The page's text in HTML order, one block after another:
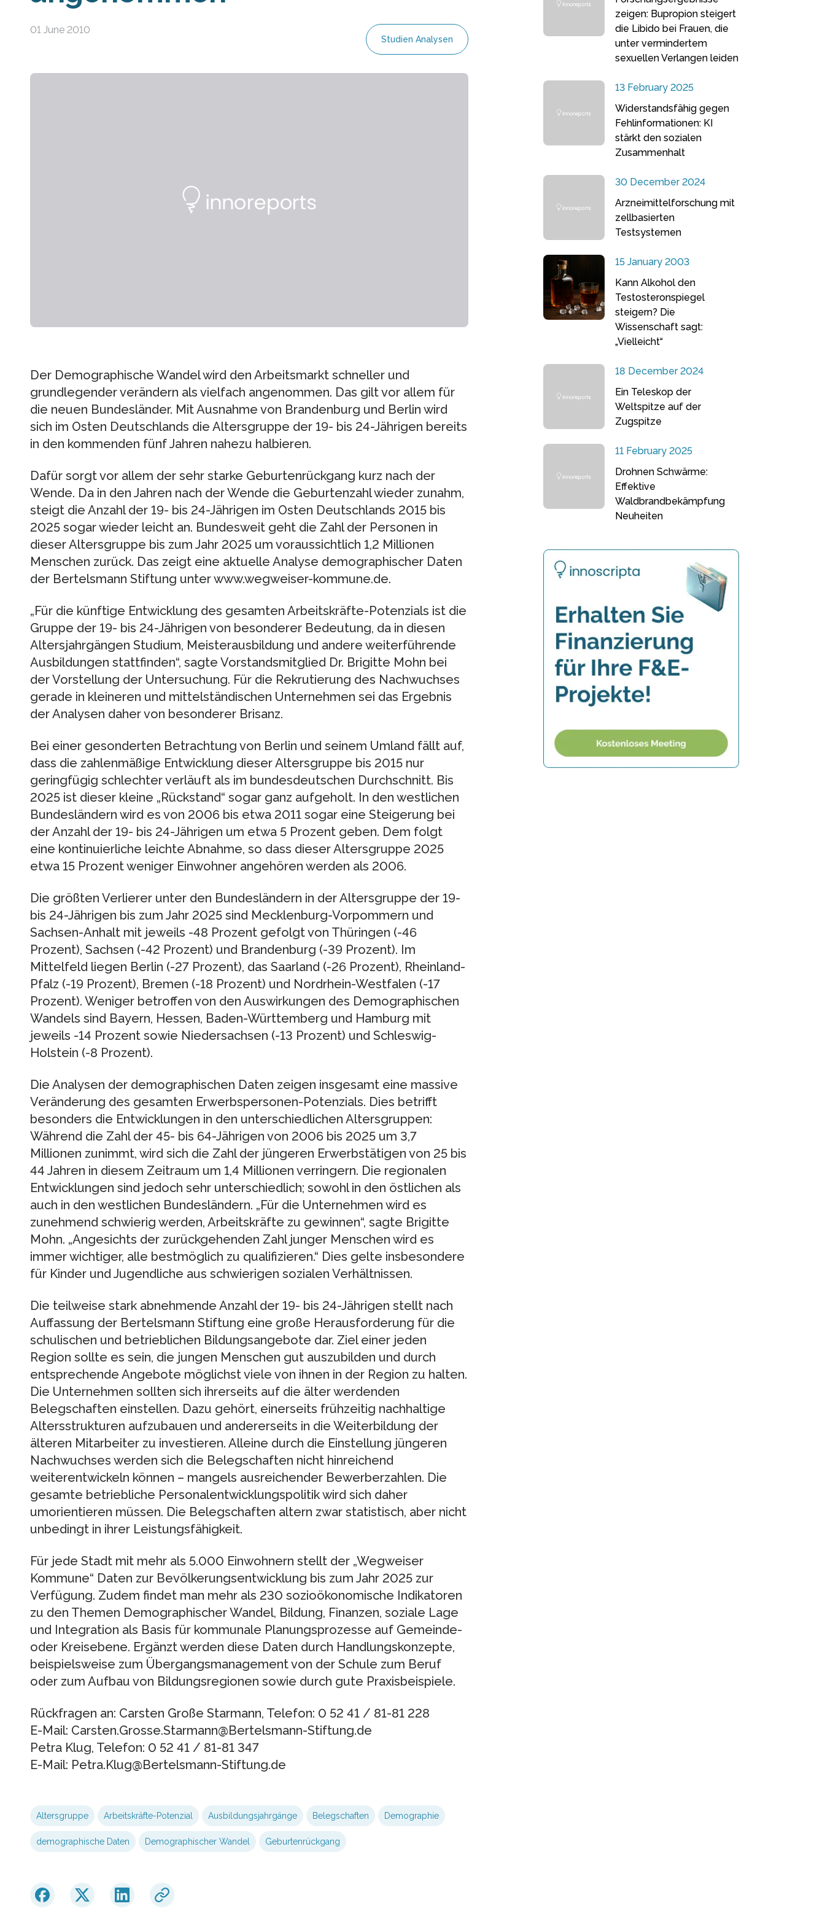
01 June 2010
Studien Analysen
Der Demographische Wandel wird den Arbeitsmarkt schneller und
grundlegender verändern als vielfach angenommen. Das gilt vor allem für
die neuen Bundesländer. Mit Ausnahme von Brandenburg und Berlin wird
sich im Osten Deutschlands die Altersgruppe der 19- bis 24-Jährigen bereits
in den kommenden fünf Jahren nahezu halbieren.
Dafür sorgt vor allem der sehr starke Geburtenrückgang kurz nach der
Wende. Da in den Jahren nach der Wende die Geburtenzahl wieder zunahm,
steigt die Anzahl der 19- bis 24-Jährigen im Osten Deutschlands 2015 bis
2025 sogar wieder leicht an. Bundesweit geht die Zahl der Personen in
dieser Altersgruppe bis zum Jahr 2025 um voraussichtlich 1,2 Millionen
Menschen zurück. Das zeigt eine aktuelle Analyse demographischer Daten
der Bertelsmann Stiftung unter www.wegweiser-kommune.de.
„Für die künftige Entwicklung des gesamten Arbeitskräfte-Potenzials ist die
Gruppe der 19- bis 24-Jährigen von besonderer Bedeutung, da in diesen
Altersjahrgängen Studium, Meisterausbildung und andere weiterführende
Ausbildungen stattfinden“, sagte Vorstandsmitglied Dr. Brigitte Mohn bei
der Vorstellung der Untersuchung. Für die Rekrutierung des Nachwuchses
gerade in kleineren und mittelständischen Unternehmen sei das Ergebnis
der Analysen daher von besonderer Brisanz.
Bei einer gesonderten Betrachtung von Berlin und seinem Umland fällt auf,
dass die zahlenmäßige Entwicklung dieser Altersgruppe bis 2015 nur
geringfügig schlechter verläuft als im bundesdeutschen Durchschnitt. Bis
2025 ist dieser kleine „Rückstand“ sogar ganz aufgeholt. In den westlichen
Bundesländern wird es von 2006 bis etwa 2011 sogar eine Steigerung bei
der Anzahl der 19- bis 24-Jährigen um etwa 5 Prozent geben. Dem folgt
eine kontinuierliche leichte Abnahme, so dass dieser Altersgruppe 2025
etwa 15 Prozent weniger Einwohner angehören werden als 2006.
Die größten Verlierer unter den Bundesländern in der Altersgruppe der 19-
bis 24-Jährigen bis zum Jahr 2025 sind Mecklenburg-Vorpommern und
Sachsen-Anhalt mit jeweils -48 Prozent gefolgt von Thüringen (-46
Prozent), Sachsen (-42 Prozent) und Brandenburg (-39 Prozent). Im
Mittelfeld liegen Berlin (-27 Prozent), das Saarland (-26 Prozent), Rheinland-
Pfalz (-19 Prozent), Bremen (-18 Prozent) und Nordrhein-Westfalen (-17
Prozent). Weniger betroffen von den Auswirkungen des Demographischen
Wandels sind Bayern, Hessen, Baden-Württemberg und Hamburg mit
jeweils -14 Prozent sowie Niedersachsen (-13 Prozent) und Schleswig-
Holstein (-8 Prozent).
Die Analysen der demographischen Daten zeigen insgesamt eine massive
Veränderung des gesamten Erwerbspersonen-Potenzials. Dies betrifft
besonders die Entwicklungen in den unterschiedlichen Altersgruppen:
Während die Zahl der 45- bis 64-Jährigen von 2006 bis 2025 um 3,7
Millionen zunimmt, wird sich die Zahl der jüngeren Erwerbstätigen von 25 bis
44 Jahren in diesem Zeitraum um 1,4 Millionen verringern. Die regionalen
Entwicklungen sind jedoch sehr unterschiedlich; sowohl in den östlichen als
auch in den westlichen Bundesländern. „Für die Unternehmen wird es
zunehmend schwierig werden, Arbeitskräfte zu gewinnen“, sagte Brigitte
Mohn. „Angesichts der zurückgehenden Zahl junger Menschen wird es
immer wichtiger, alle bestmöglich zu qualifizieren.“ Dies gelte insbesondere
für Kinder und Jugendliche aus schwierigen sozialen Verhältnissen.
Die teilweise stark abnehmende Anzahl der 19- bis 24-Jährigen stellt nach
Auffassung der Bertelsmann Stiftung eine große Herausforderung für die
schulischen und betrieblichen Bildungsangebote dar. Ziel einer jeden
Region sollte es sein, die jungen Menschen gut auszubilden und durch
entsprechende Angebote möglichst viele von ihnen in der Region zu halten.
Die Unternehmen sollten sich ihrerseits auf die älter werdenden
Belegschaften einstellen. Dazu gehört, einerseits frühzeitig nachhaltige
Altersstrukturen aufzubauen und andererseits in die Weiterbildung der
älteren Mitarbeiter zu investieren. Alleine durch die Einstellung jüngeren
Nachwuchses werden sich die Belegschaften nicht hinreichend
weiterentwickeln können – mangels ausreichender Bewerberzahlen. Die
gesamte betriebliche Personalentwicklungspolitik wird sich daher
umorientieren müssen. Die Belegschaften altern zwar statistisch, aber nicht
unbedingt in ihrer Leistungsfähigkeit.
Für jede Stadt mit mehr als 5.000 Einwohnern stellt der „Wegweiser
Kommune“ Daten zur Bevölkerungsentwicklung bis zum Jahr 2025 zur
Verfügung. Zudem findet man mehr als 230 sozioökonomische Indikatoren
zu den Themen Demographischer Wandel, Bildung, Finanzen, soziale Lage
und Integration als Basis für kommunale Planungsprozesse auf Gemeinde-
oder Kreisebene. Ergänzt werden diese Daten durch Handlungskonzepte,
beispielsweise zum Übergangsmanagement von der Schule zum Beruf
oder zum Aufbau von Bildungsregionen sowie durch gute Praxisbeispiele.
Rückfragen an: Carsten Große Starmann, Telefon: 0 52 41 / 81-81 228
E-Mail: Carsten.Grosse.Starmann@Bertelsmann-Stiftung.de
Petra Klug, Telefon: 0 52 41 / 81-81 347
E-Mail: Petra.Klug@Bertelsmann-Stiftung.de
Altersgruppe Arbeitskräfte-Potenzial Ausbildungsjahrgänge Belegschaften Demographie
demographische Daten Demographischer Wandel Geburtenrückgang
zeigen: Bupropion steigert
die Libido bei Frauen, die
unter vermindertem
sexuellen Verlangen leiden
13 February 2025
Widerstandsfähig gegen
Fehlinformationen: KI
stärkt den sozialen
Zusammenhalt
30 December 2024
Arzneimittelforschung mit
zellbasierten
Testsystemen
15 January 2003
Kann Alkohol den
Testosteronspiegel
steigern? Die
Wissenschaft sagt:
„Vielleicht“
18 December 2024
Ein Teleskop der
Weltspitze auf der
Zugspitze
11 February 2025
Drohnen Schwärme:
Effektive
Waldbrandbekämpfung
Neuheiten